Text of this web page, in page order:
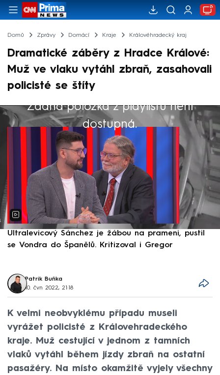
Domů Zprávy Domácí Kraje Královéhradecký kraj
Dramatické záběry z Hradce Králové:
Muž ve vlaku vytáhl zbraň, zasahovali
policisté se štíty
Žádná položka z playlistu není
dostupná.
Výběr redakce
Ultralevicový Sánchez je žábou na prameni, pustil
se Vondra do Španělů. Kritizoval i Gregor
Patrik Buňka
10. čvn 2022, 21:18
K velmi neobvyklému případu museli
vyrážet policisté z Královehradeckého
kraje. Muž cestující v jednom z tamních
vlaků vytáhl během jízdy zbraň na ostatní
pasažéry. Na místo okamžitě vyjely všechny